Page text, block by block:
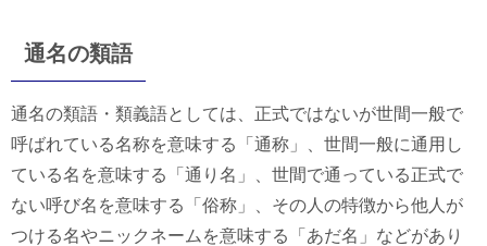
通名の類語
通名の類語・類義語としては、正式ではないが世間一般で
呼ばれている名称を意味する「通称」、世間一般に通用し
ている名を意味する「通り名」、世間で通っている正式で
ない呼び名を意味する「俗称」、その人の特徴から他人が
つける名やニックネームを意味する「あだ名」などがあり